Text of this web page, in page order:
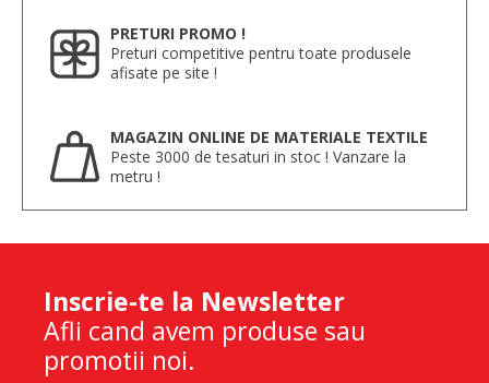
PRETURI PROMO !
Preturi competitive pentru toate produsele
afisate pe site !
MAGAZIN ONLINE DE MATERIALE TEXTILE
Peste 3000 de tesaturi in stoc ! Vanzare la
metru !
Inscrie-te la Newsletter
Afli cand avem produse sau
promotii noi.